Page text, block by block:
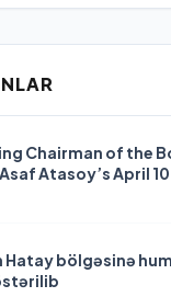
Chairman of the
Atasoy’s April
Hatay bölgəsinə